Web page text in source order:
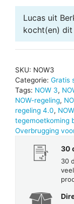
Lucas uit
kocht(en)
SKU: NOW3
Categorie: Gratis
Tags: NOW 3,
NOW-regeling,
regeling 4.0,
tegemoetkoming
Overbrugging
30
30